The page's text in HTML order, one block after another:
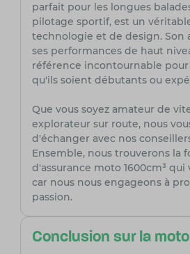
parfait pour les longues
pilotage sportif, est un
technologie et de design. Son
ses performances de haut
référence incontournable
qu'ils soient débutants ou
Que vous soyez amateur de
explorateur sur route, nous
d'échanger avec nos
Ensemble, nous trouverons la
d'assurance moto 1600cm³ qui
car nous nous engageons à
passion.
Conclusion sur la